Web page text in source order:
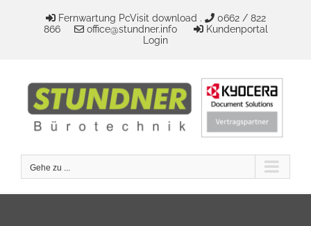
Fernwartung PcVisit download .
0662 / 822
866
office@stundner.info
Kundenportal
Login
Gehe zu ...